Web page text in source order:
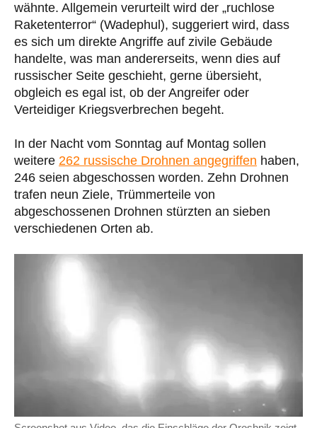
wähnte. Allgemein verurteilt wird der „ruchlose
Raketenterror“ (Wadephul), suggeriert wird, dass
es sich um direkte Angriffe auf zivile Gebäude
handelte, was man andererseits, wenn dies auf
russischer Seite geschieht, gerne übersieht,
obgleich es egal ist, ob der Angreifer oder
Verteidiger Kriegsverbrechen begeht.
In der Nacht vom Sonntag auf Montag sollen
weitere 262 russische Drohnen angegriffen haben,
246 seien abgeschossen worden. Zehn Drohnen
trafen neun Ziele, Trümmerteile von
abgeschossenen Drohnen stürzten an sieben
verschiedenen Orten ab.